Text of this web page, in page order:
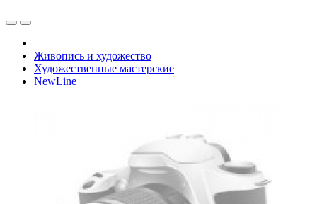
Живопись и художество
Художественные мастерские
NewLine